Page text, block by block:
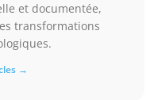
et documentée,
transformations
→